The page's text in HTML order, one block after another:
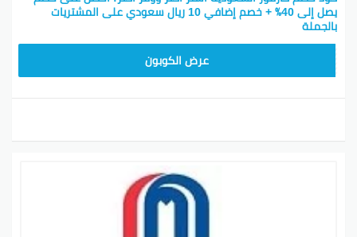
يصل إلى 40٪ + خصم إضافي 10 ريال سعودي على المشتريات
بالجملة
عرض الكوبون